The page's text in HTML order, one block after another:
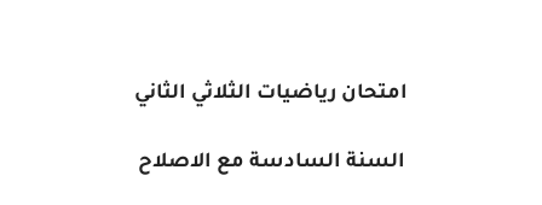
امتحان رياضيات الثلاثي الثاني
السنة السادسة مع الاصلاح